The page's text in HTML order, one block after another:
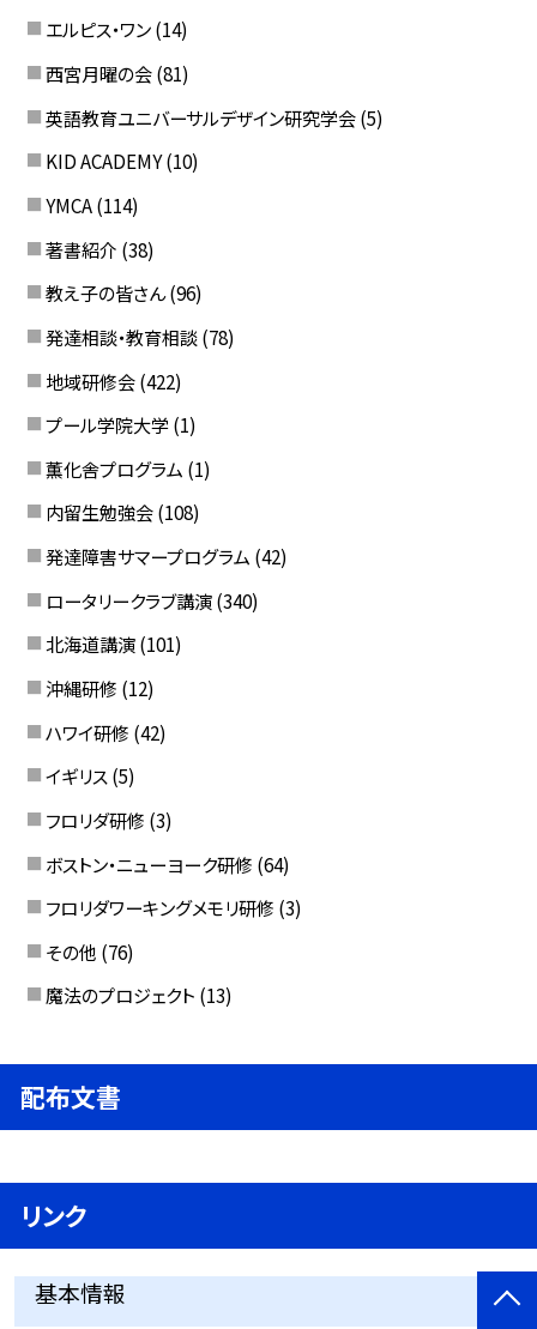
エルピス・ワン (14)
西宮月曜の会 (81)
英語教育ユニバーサルデザイン研究学会 (5)
KID ACADEMY (10)
YMCA (114)
著書紹介 (38)
教え子の皆さん (96)
発達相談・教育相談 (78)
地域研修会 (422)
プール学院大学 (1)
薫化舎プログラム (1)
内留生勉強会 (108)
発達障害サマープログラム (42)
ロータリークラブ講演 (340)
北海道講演 (101)
沖縄研修 (12)
ハワイ研修 (42)
イギリス (5)
フロリダ研修 (3)
ボストン・ニューヨーク研修 (64)
フロリダワーキングメモリ研修 (3)
その他 (76)
魔法のプロジェクト (13)
配布文書
リンク
基本情報